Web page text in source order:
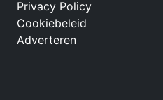
Privacy Policy
Cookiebeleid
Adverteren